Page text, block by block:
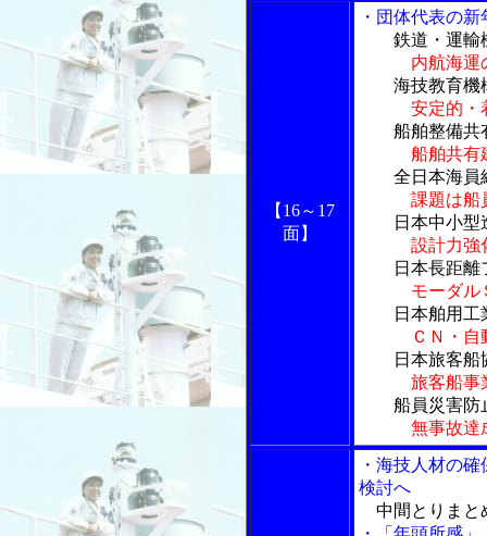
【16～17
面】
・団体代表の
鉄道・運輸
内航海運
海技教育機
安定的・
船舶整備共
船舶共有
全日本海員
課題は船
日本中小型
設計力強
日本長距離
モーダル
日本舶用工
ＣＮ・
日本旅客船
旅客船事
船員災害防
無事故達
・海技人材の
検討へ
中間とりまと